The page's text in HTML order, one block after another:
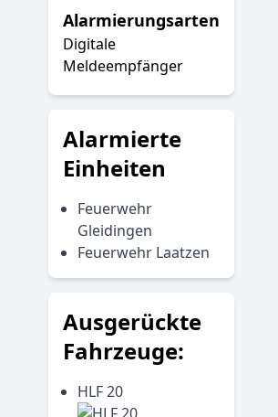
Alarmierungsarten
Digitale
Meldeempfänger
Alarmierte
Einheiten
Feuerwehr
Gleidingen
Feuerwehr Laatzen
Ausgerückte
Fahrzeuge:
HLF 20